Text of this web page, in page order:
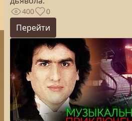
400 0
Перейти